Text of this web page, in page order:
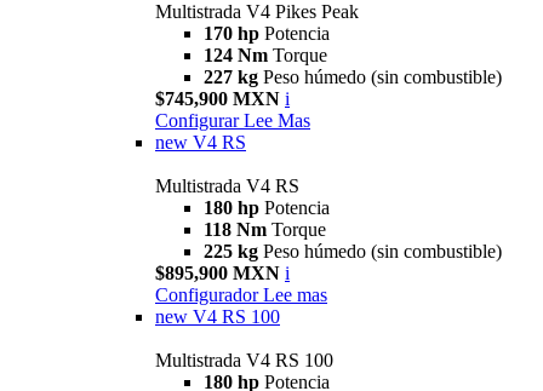
Multistrada V4 Pikes Peak
170 hp Potencia
124 Nm Torque
227 kg Peso húmedo (sin combustible)
$745,900 MXN i
Configurar Lee Mas
new V4 RS
Multistrada V4 RS
180 hp Potencia
118 Nm Torque
225 kg Peso húmedo (sin combustible)
$895,900 MXN i
Configurador Lee mas
new V4 RS 100
Multistrada V4 RS 100
180 hp Potencia